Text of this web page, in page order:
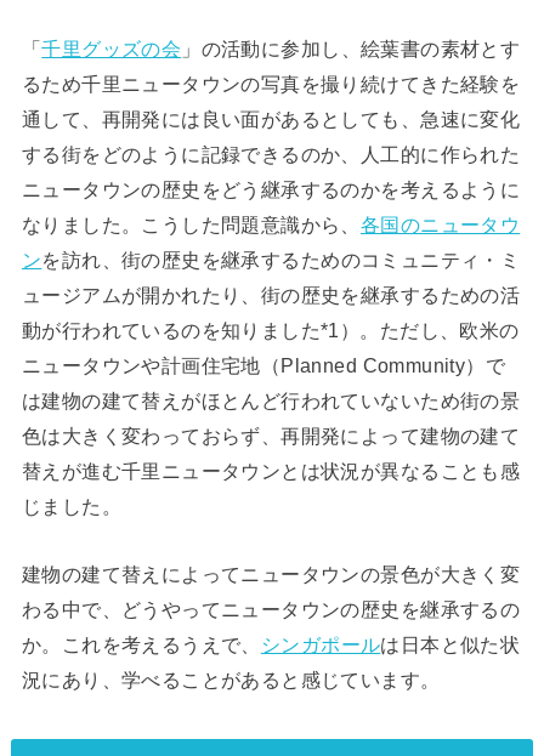
「千里グッズの会 」の活動に参加し、絵葉書の素材とす
るため千里ニュータウンの写真を撮り続けてきた経験を
通して、再開発には良い面があるとしても、急速に変化
する街をどのように記録できるのか、人工的に作られた
ニュータウンの歴史をどう継承するのかを考えるように
なりました。こうした問題意識から、 各国のニュータウ
ンを訪れ、街の歴史を継承するためのコミュニティ・ミ
ュージアムが開かれたり、街の歴史を継承するための活
動が行われているのを知りました*1）。ただし、欧米の
ニュータウンや計画住宅地（Planned Community）で
は建物の建て替えがほとんど行われていないため街の景
色は大きく変わっておらず、再開発によって建物の建て
替えが進む千里ニュータウンとは状況が異なることも感
じました。
建物の建て替えによってニュータウンの景色が大きく変
わる中で、どうやってニュータウンの歴史を継承するの
か。これを考えるうえで、
シンガポールは日本と似た状
況にあり、学べることがあると感じています。